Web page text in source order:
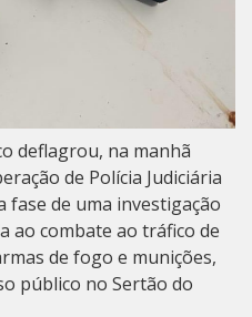
deflagrou, na manhã
de Polícia Judiciária
fase de uma investigação
ao combate ao tráfico de
de fogo e munições,
público no Sertão do